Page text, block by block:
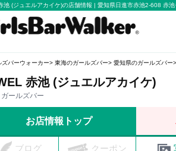
池 (ジュエルアカイケ)の店舗情報 | 愛知県日進市赤池2-608 赤池
ズバーウォーカー 東海のガールズバー 愛知県のガールズバー
赤池 (ジュエルアカイケ)
ールズバー
お店情報トップ
ブログ クーポン